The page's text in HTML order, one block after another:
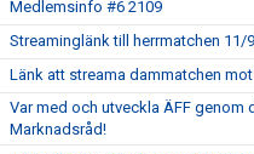
Medlemsinfo #6 2109
Streaminglänk till herrmatchen 11/
Länk att streama dammatchen
Var med och utveckla ÄFF genom
Marknadsråd!